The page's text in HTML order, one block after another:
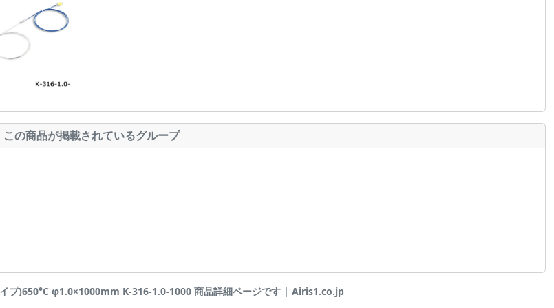
この商品が掲載されているグループ
プ)650°C φ1.0×1000mm K-316-1.0-1000 商品詳細ページです | Airis1.co.jp